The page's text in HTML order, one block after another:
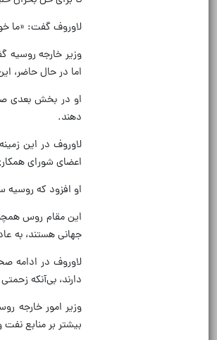
لاوروف گفت: «ما
وزیر خارجه روسیه
اما در حال حاضر،
او در بخش بعدی
دهند.
لاوروف در این
اعضای شورای
او افزود که روسیه
این مقام روس
جهانی هستند، به
لاوروف در ادامه
دارند، بی‌آنکه
وزیر امور خارجه
بیشتر بر منابع